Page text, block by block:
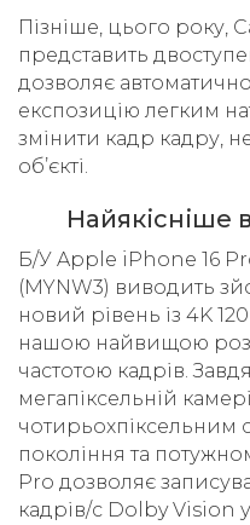
Пізніше, цього року,
представить
дозволяє
експозицію легким
змінити кадр кадру,
об’єкті.
Найякісніше
Б/У Apple iPhone 16
(MYNW3) виводить
новий рівень із 4K
нашою найвищою
частотою кадрів.
мегапіксельній
чотирьохпіксельним
покоління та
Pro дозволяє
кадрів/с Dolby Vision